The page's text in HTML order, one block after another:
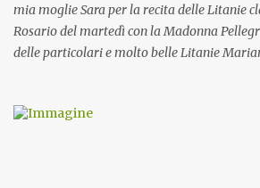
mia moglie Sara per la recita delle Litanie
Rosario del martedì con la Madonna
delle particolari e molto belle Litanie
preghiera.